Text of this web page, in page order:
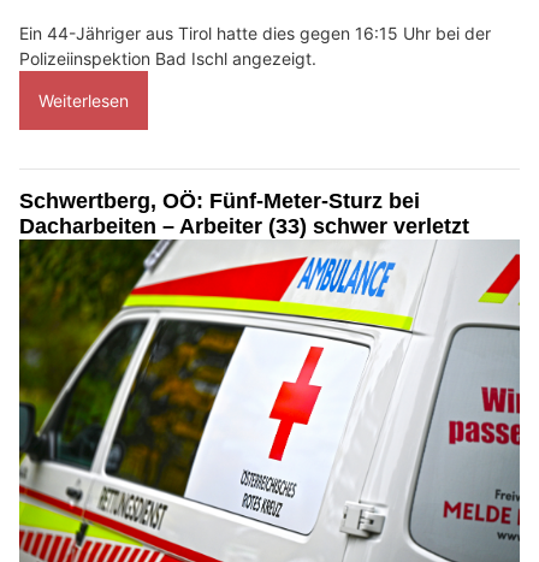
Ein 44-Jähriger aus Tirol hatte dies gegen 16:15 Uhr bei der
Polizeiinspektion Bad Ischl angezeigt.
Weiterlesen
Schwertberg, OÖ: Fünf-Meter-Sturz bei
Dacharbeiten – Arbeiter (33) schwer verletzt